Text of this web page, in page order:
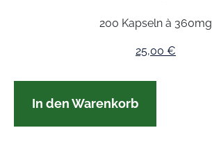
200 Kapseln à 360mg
25,00 €
In den Warenkorb